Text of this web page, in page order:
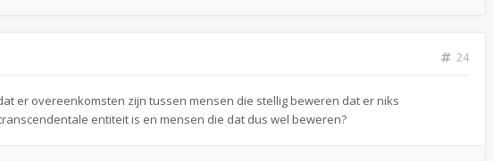
24
er overeenkomsten zijn tussen mensen die stellig beweren dat er niks
entiteit is en mensen die dat dus wel beweren?